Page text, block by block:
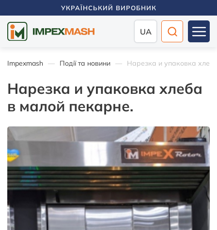
УКРАЇНСЬКИЙ ВИРОБНИК
UA
Impexmash Події та новини Нарезка и упаковка
Нарезка и упаковка хлеба
в малой пекарне.